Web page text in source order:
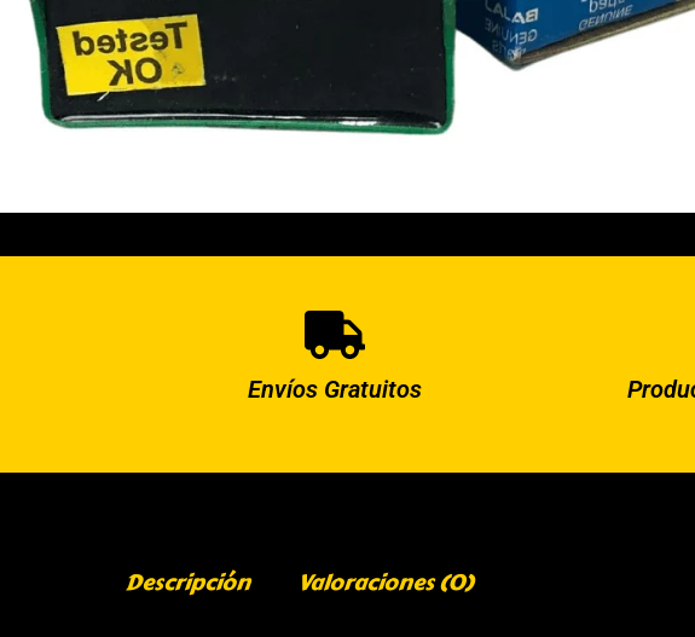
Envíos Gratuitos
Descripción Valoraciones (0)